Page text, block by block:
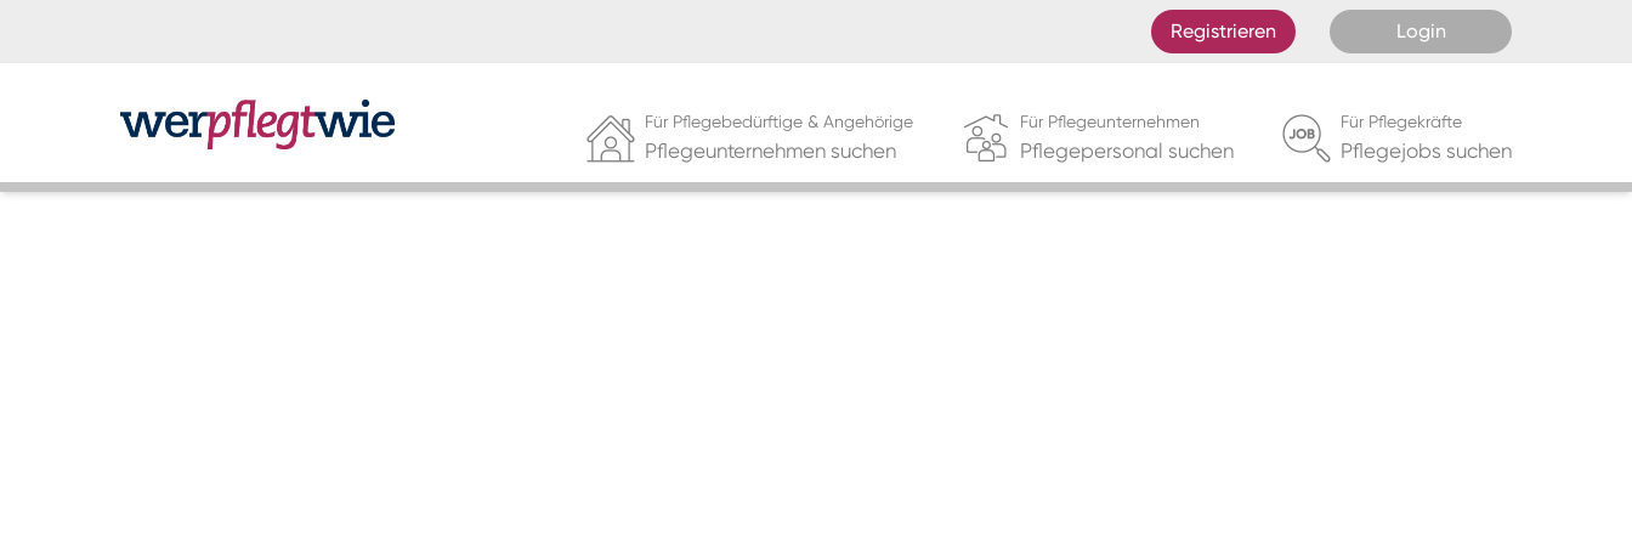
Registrieren Login
Für Pflegebedürftige & Angehörige
Pflegeunternehmen suchen
Für Pflegeunternehmen
Pflegepersonal suchen
Für Pflegekräfte
Pflegejobs suchen